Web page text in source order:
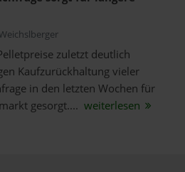
zuletzt deutlich
Kaufzurückhaltung vieler
in den letzten Wochen für
gesorgt.... weiterlesen